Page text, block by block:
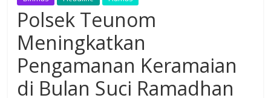
Polsek Teunom
Meningkatkan
Pengamanan Keramaian
di Bulan Suci Ramadhan